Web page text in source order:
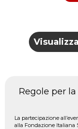
Regole per
La partecipazione
alla Fondazione Italiana